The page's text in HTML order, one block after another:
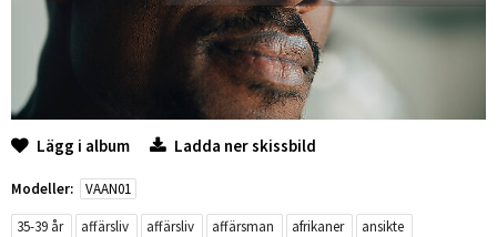
Lägg i album Ladda ner skissbild
Modeller:
VAAN01
35-39 år
affärsliv affärsliv affärsman afrikaner
ansikte